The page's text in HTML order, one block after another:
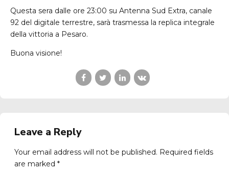
Questa sera dalle ore 23:00 su Antenna Sud Extra, canale
92 del digitale terrestre, sarà trasmessa la replica integrale
della vittoria a Pesaro.
Buona visione!
Leave a Reply
Your email address will not be published. Required fields
are marked *